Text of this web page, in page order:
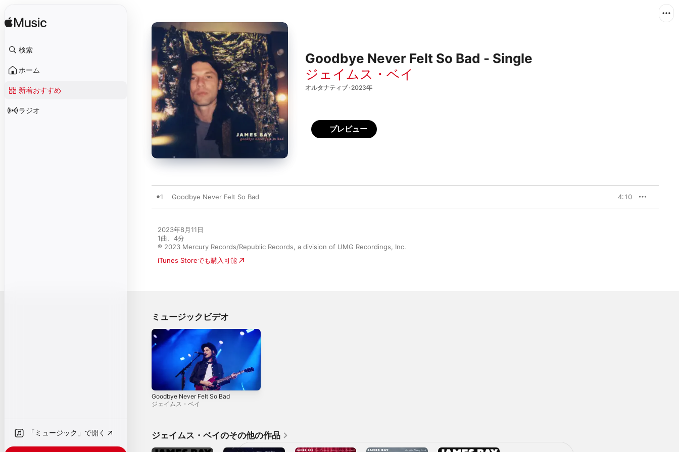
検索
ホーム
新着おすすめ
ラジオ
「ミュージック」で開く
Goodbye Never Felt So Bad - Single
ジェイムス・ベイ
オルタナティブ · 2023年
プレビュー
1 Goodbye Never Felt So Bad 4:10
2023年8月11日
1曲、4分
℗ 2023 Mercury Records/Republic Records, a division of UMG Recordings, Inc.
iTunes Storeでも購入可能
ミュージックビデオ
Goodbye Never Felt So Bad
ジェイムス・ベイ
ジェイムス・ベイのその他の作品